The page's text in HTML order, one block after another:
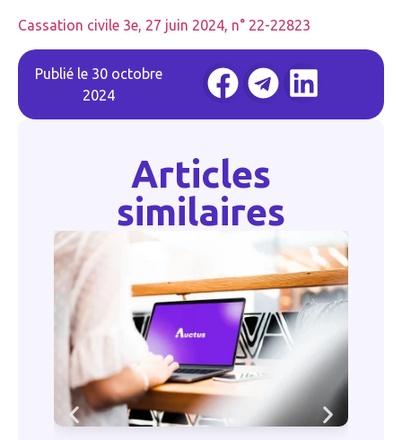
Cassation civile 3e, 27 juin 2024, n° 22-22823
Publié le 30 octobre
2024
Articles
similaires